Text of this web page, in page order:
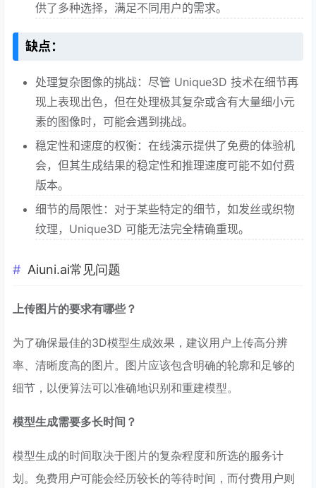
供了多种选择，满足不同用户的需求。
缺点：
处理复杂图像的挑战：尽管 Unique3D 技术在细节再
现上表现出色，但在处理极其复杂或含有大量细小元
素的图像时，可能会遇到挑战。
稳定性和速度的权衡：在线演示提供了免费的体验机
会，但其生成结果的稳定性和推理速度可能不如付费
版本。
细节的局限性：对于某些特定的细节，如发丝或织物
纹理，Unique3D 可能无法完全精确重现。
Aiuni.ai常见问题
上传图片的要求有哪些？
为了确保最佳的3D模型生成效果，建议用户上传高分辨
率、清晰度高的图片。图片应该包含明确的轮廓和足够的
细节，以便算法可以准确地识别和重建模型。
模型生成需要多长时间？
模型生成的时间取决于图片的复杂程度和所选的服务计
划。免费用户可能会经历较长的等待时间，而付费用户则